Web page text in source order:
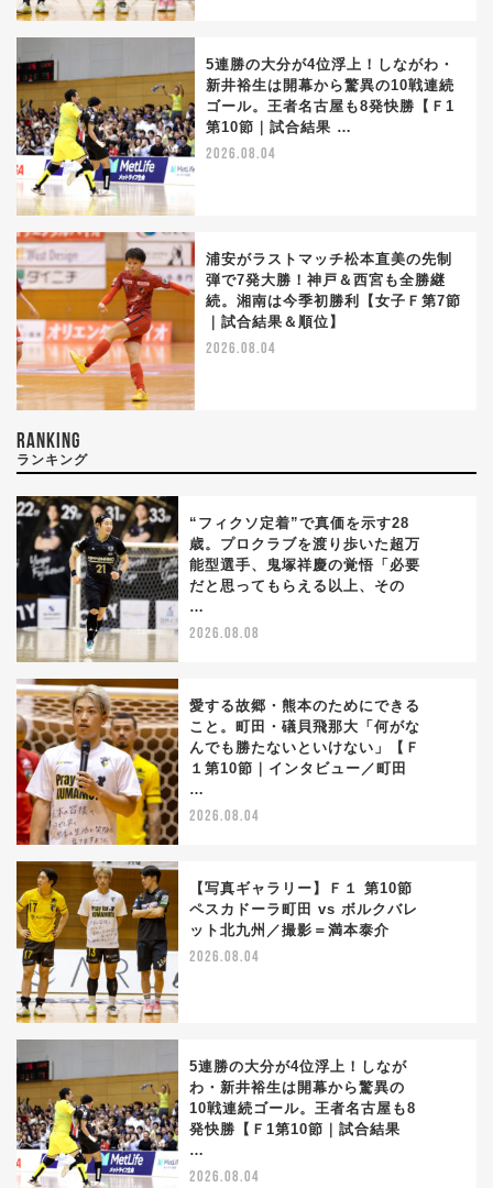
5連勝の大分が4位浮上！しながわ・
新井裕生は開幕から驚異の10戦連続
ゴール。王者名古屋も8発快勝【Ｆ1
第10節｜試合結果 …
2026.08.04
浦安がラストマッチ松本直美の先制
弾で7発大勝！神戸＆西宮も全勝継
続。湘南は今季初勝利【女子Ｆ第7節
｜試合結果＆順位】
2026.08.04
RANKING
ランキング
“フィクソ定着”で真価を示す28
歳。プロクラブを渡り歩いた超万
能型選手、鬼塚祥慶の覚悟「必要
だと思ってもらえる以上、その
…
2026.08.08
愛する故郷・熊本のためにできる
こと。町田・礒貝飛那大「何がな
んでも勝たないといけない」【Ｆ
１第10節｜インタビュー／町田
…
2026.08.04
【写真ギャラリー】Ｆ１ 第10節
ペスカドーラ町田 vs ボルクバレ
ット北九州／撮影＝満本泰介
2026.08.04
5連勝の大分が4位浮上！しなが
わ・新井裕生は開幕から驚異の
10戦連続ゴール。王者名古屋も8
発快勝【Ｆ1第10節｜試合結果
…
2026.08.04